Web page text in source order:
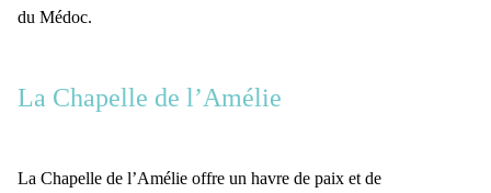
du Médoc.
La Chapelle de l’Amélie
La Chapelle de l’Amélie offre un havre de paix et de